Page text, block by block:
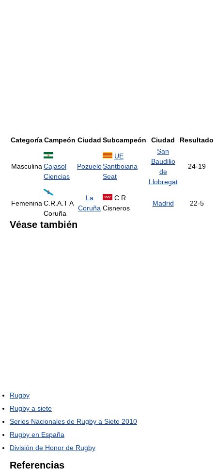
CategoríaCampeón Ciudad Subcampeón Ciudad Resultado
Masculina Cajasol
Ciencias
Pozuelo
UE
Santboiana
Seat
San
Baudilio
de
Llobregat
24-19
Femenina C.R.A.T A
Coruña
La
Coruña
C.R
Cisneros
Madrid 22-5
Véase también
Rugby
Rugby a siete
Series Nacionales de Rugby a Siete 2010
Rugby en España
División de Honor de Rugby
Referencias